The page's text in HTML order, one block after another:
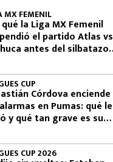
MX FEMENIL
la Liga MX Femenil
el partido Atlas vs
antes del silbatazo
CUP
Córdova enciende
en Pumas: qué le
y qué tan grave es su
CUP 2026